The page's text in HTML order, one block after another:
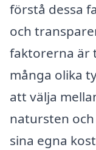
förstå dessa
och
faktorerna är
många olika
att välja
natursten
sina egna